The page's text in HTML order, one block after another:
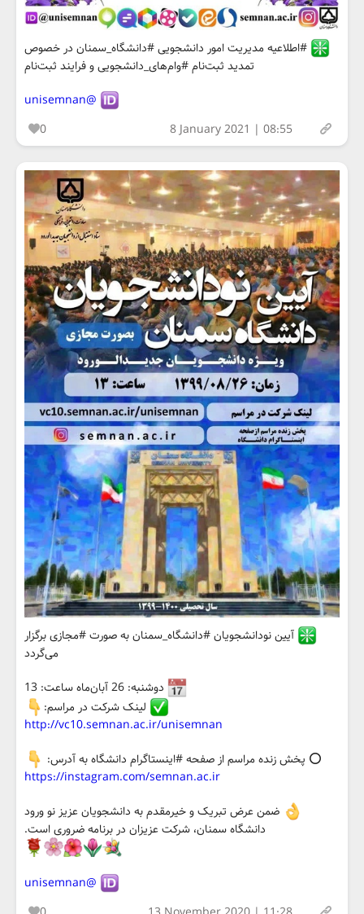
#اطلاعیه مدیریت امور دانشجویی #دانشگاه_سمنان در خصوص
تمدید ثبت‌نام #وام‌های_دانشجویی و فرایند ثبت‌نام
@unisemnan
0
8 January 2021 | 08:55
آیین نودانشجویان #دانشگاه_سمنان به صورت #مجازی برگزار
می‌گردد
دوشنبه: 26 آبان‌ماه ساعت: 13
لینک شرکت در مراسم:
http://vc10.semnan.ac.ir/unisemnan
⭕️ پخش زنده مراسم از صفحه #اینستاگرام دانشگاه به آدرس:
https://instagram.com/semnan.ac.ir
ضمن عرض تبریک و خیرمقدم به دانشجویان عزیز نو ورود
دانشگاه سمنان، شرکت عزیزان در برنامه ضروری است.
@unisemnan